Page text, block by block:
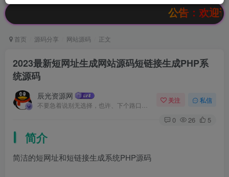
公告：欢迎访问
首页 源码分享 网站源码 正文
2023最新短网址生成网站源码短链接生成PHP系
统源码
辰光资源网 关注 私信
0 26 5
简介
简洁的短网址和短链接生成系统PHP源码